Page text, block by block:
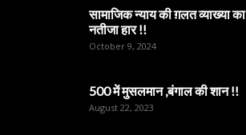
सामाजिक न्याय की ग़लत व्याख्या का
नतीजा हार !!
October 9, 2024
500 में मुसलमान ,बंगाल की शान !!
August 22, 2023